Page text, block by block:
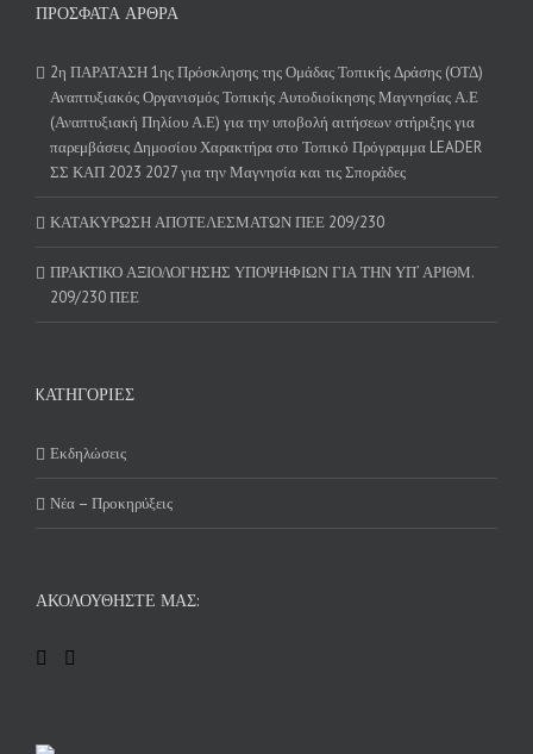
ΠΡΌΣΦΑΤΑ ΆΡΘΡΑ
2η ΠΑΡΑΤΑΣΗ 1ης Πρόσκλησης της Ομάδας Τοπικής Δράσης (ΟΤΔ)
Αναπτυξιακός Οργανισμός Τοπικής Αυτοδιοίκησης Μαγνησίας Α.Ε
(Αναπτυξιακή Πηλίου Α.Ε) για την υποβολή αιτήσεων στήριξης για
παρεμβάσεις Δημοσίου Χαρακτήρα στο Τοπικό Πρόγραμμα LEADER
ΣΣ ΚΑΠ 2023 2027 για την Μαγνησία και τις Σποράδες
ΚΑΤΑΚΥΡΩΣΗ ΑΠΟΤΕΛΕΣΜΑΤΩΝ ΠΕΕ 209/230
ΠΡΑΚΤΙΚΟ ΑΞΙΟΛΟΓΗΣΗΣ ΥΠΟΨΗΦΙΩΝ ΓΙΑ ΤΗΝ ΥΠ’ ΑΡΙΘΜ.
209/230 ΠΕΕ
KΑΤΗΓΟΡΊΕΣ
Εκδηλώσεις
Νέα – Προκηρύξεις
ΑΚΟΛΟΥΘΉΣΤΕ ΜΑΣ: